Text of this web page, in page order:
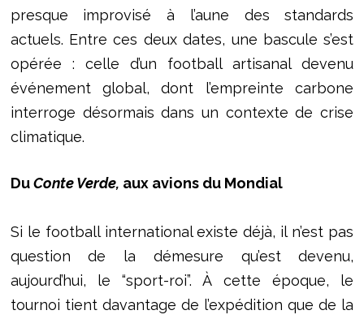
presque improvisé à l’aune des standards
actuels. Entre ces deux dates, une bascule s’est
opérée : celle d’un football artisanal devenu
événement global, dont l’empreinte carbone
interroge désormais dans un contexte de crise
climatique.
DuConte Verde, aux avions du Mondial
Si le football international existe déjà, il n’est pas
question de la démesure qu’est devenu,
aujourd’hui, le “sport-roi”. À cette époque, le
tournoi tient davantage de l’expédition que de la